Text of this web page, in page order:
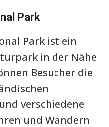
Park
Park ist ein
in der Nähe
Besucher die
verschiedene
und Wandern